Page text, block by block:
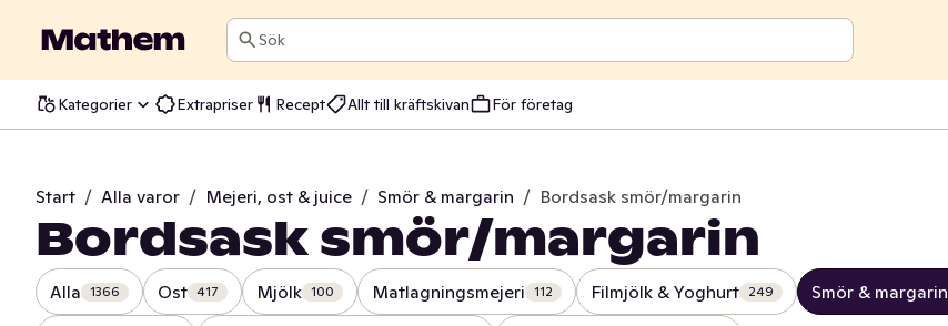
Sök
Kategorier Extrapriser Recept Allt till kräftskivan För företag
Start / Alla varor / Mejeri, ost & juice / Smör & margarin / Bordsask smör/margarin
Bordsask smör/margarin
Alla 1366 Ost 417 Mjölk 100 Matlagningsmejeri 112 Filmjölk & Yoghurt 249 Smör & margarin